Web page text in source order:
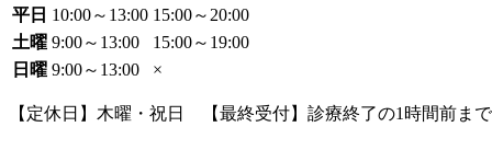
平日 10:00～13:00 15:00～20:00
土曜 9:00～13:00
15:00～19:00
日曜 9:00～13:00 ×
【定休日】木曜・祝日 【最終受付】診療終了の1時間前まで